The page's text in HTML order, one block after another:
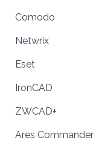
Comodo
Netwrix
Eset
IronCAD
ZWCAD+
Ares Commander